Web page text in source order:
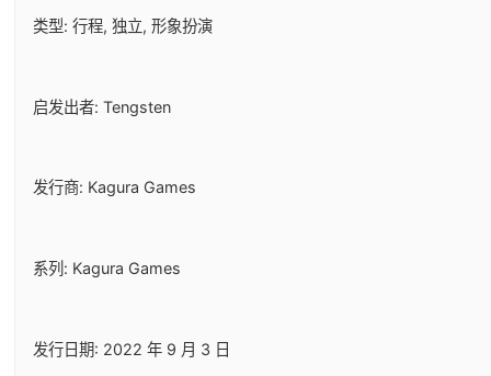
类型: 行程, 独立, 形象扮演
启发出者: Tengsten
发行商: Kagura Games
系列: Kagura Games
发行日期: 2022 年 9 月 3 日